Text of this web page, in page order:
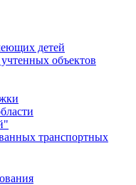
детей
объектов
транспортных